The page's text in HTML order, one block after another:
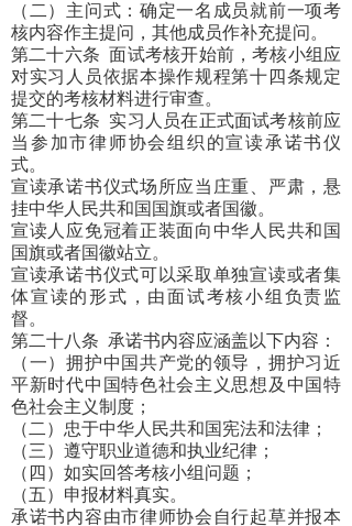
（二）主问式：确定一名成员就前一项考
核内容作主提问，其他成员作补充提问。
第二十六条 面试考核开始前，考核小组应
对实习人员依据本操作规程第十四条规定
提交的考核材料进行审查。
第二十七条 实习人员在正式面试考核前应
当参加市律师协会组织的宣读承诺书仪
式。
宣读承诺书仪式场所应当庄重、严肃，悬
挂中华人民共和国国旗或者国徽。
宣读人应免冠着正装面向中华人民共和国
国旗或者国徽站立。
宣读承诺书仪式可以采取单独宣读或者集
体宣读的形式，由面试考核小组负责监
督。
第二十八条 承诺书内容应涵盖以下内容：
（一）拥护中国共产党的领导，拥护习近
平新时代中国特色社会主义思想及中国特
色社会主义制度；
（二）忠于中华人民共和国宪法和法律；
（三）遵守职业道德和执业纪律；
（四）如实回答考核小组问题；
（五）申报材料真实。
承诺书内容由市律师协会自行起草并报本